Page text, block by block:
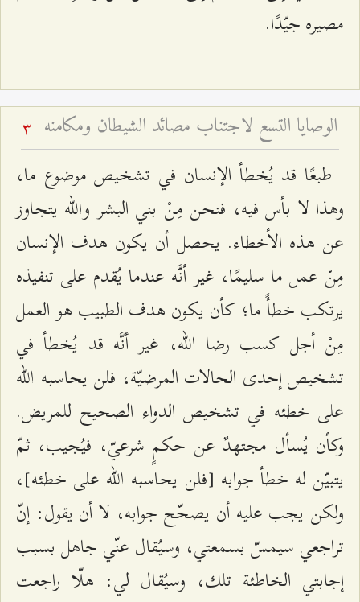
مصيره جيّدًا.
الوصايا التسع لاجتناب مصائد الشيطان ومكامنه 3
طبعًا قد يُخطأ الإنسان في تشخيص موضوع ما،
وهذا لا بأس فيه، فنحن مِنْ بني البشر والله يتجاوز
عن هذه الأخطاء. يحصل أن يكون هدف الإنسان
مِنْ عمل ما سليمًا، غير أنَّه عندما يُقدم على تنفيذه
يرتكب خطأً ما؛ كأن يكون هدف الطبيب هو العمل
مِنْ أجل كسب رضا الله، غير أنَّه قد يُخطأ في
تشخيص إحدى الحالات المرضيّة، فلن يحاسبه الله
على خطئه في تشخيص الدواء الصحيح للمريض.
وكأن يُسأل مجتهدٌ عن حكمٍ شرعيّ، فيُجيب، ثمّ
يتبيّن له خطأ جوابه [فلن يحاسبه الله على خطئه]،
ولكن يجب عليه أن يصحّح جوابه، لا أن يقول: إنّ
تراجعي سيمسّ بسمعتي، وسيُقال عنّي جاهل بسبب
إجابتي الخاطئة تلك، وسيُقال لي: هلّا راجعت